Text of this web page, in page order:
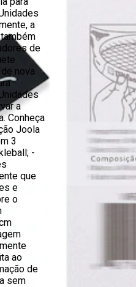
a
de
nova
a
Conheça
Joola
3
-
que
e
o
ao
de
sem